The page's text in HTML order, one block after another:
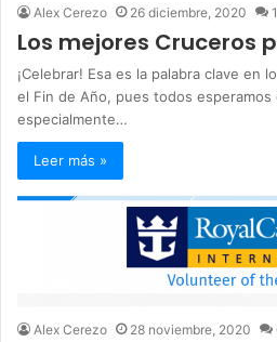
Alex Cerezo 26 diciembre, 2020 1
Los mejores Cruceros
¡Celebrar! Esa es la palabra clave en
el Fin de Año, pues todos esperamos
especialmente…
Leer más »
Alex Cerezo 28 noviembre, 2020